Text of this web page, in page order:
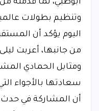
أبوظبي، لما قدمته
وتنظيم بطولات
اليوم يؤكد أن
من جانبها، أعربت
ومثايل الحمادي
سعادتها بالأجواء
أن المشاركة في حدث